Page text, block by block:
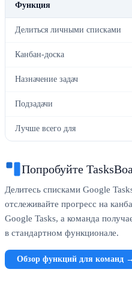
Функция
Делиться личными списками
Канбан-доска
Назначение задач
Подзадачи
Лучше всего для
Попробуйте
Делитесь списками Google
отслеживайте прогресс на
Google Tasks, а команда
в стандартном функционале.
Обзор функций для команд →